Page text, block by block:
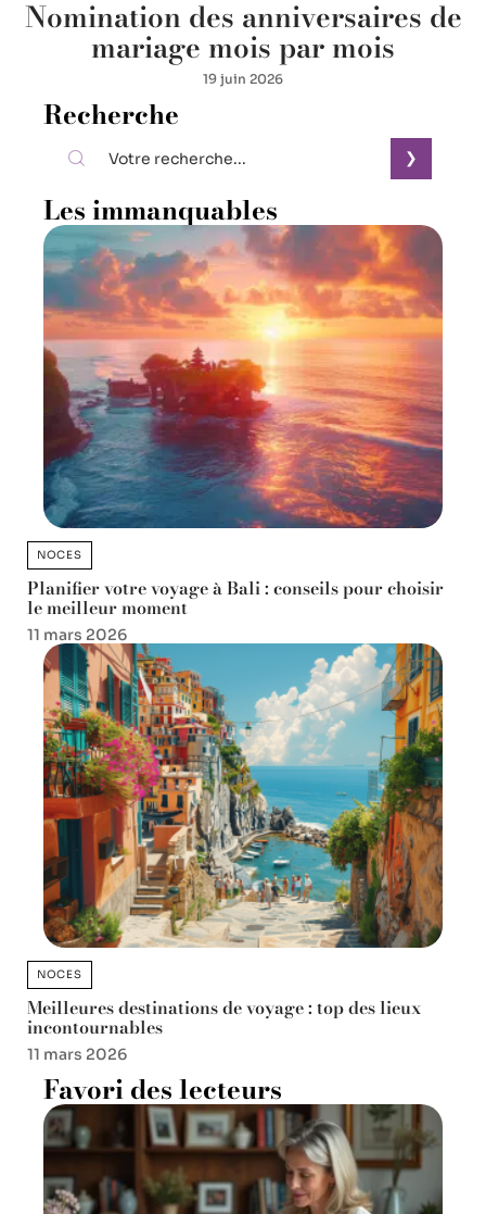
Nomination des anniversaires de
mariage mois par mois
19 juin 2026
Recherche
Les immanquables
NOCES
Planifier votre voyage à Bali : conseils pour choisir
le meilleur moment
11 mars 2026
NOCES
Meilleures destinations de voyage : top des lieux
incontournables
11 mars 2026
Favori des lecteurs